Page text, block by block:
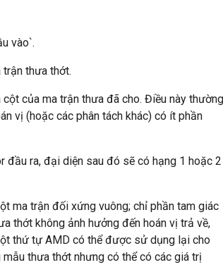
vào`.
thưa thớt.
của ma trận thưa đã cho. Điều này thường
vị (hoặc các phân tách khác) có ít phần
đầu ra, đại diện sau đó sẽ có hạng 1 hoặc 2
ma trận đối xứng vuông; chỉ phần tam giác
thớt không ảnh hưởng đến hoán vị trả về,
thứ tự AMD có thể được sử dụng lại cho
thưa thớt nhưng có thể có các giá trị